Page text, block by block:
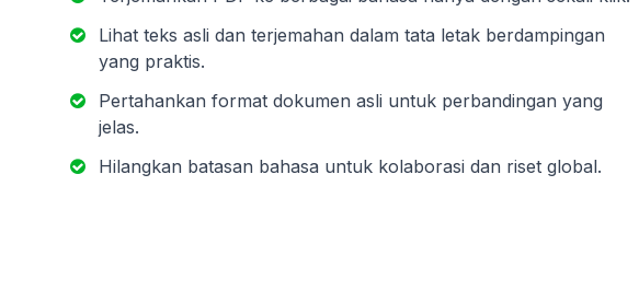
Lihat teks asli dan terjemahan dalam tata letak berdampingan
yang praktis.
Pertahankan format dokumen asli untuk perbandingan yang
jelas.
Hilangkan batasan bahasa untuk kolaborasi dan riset global.